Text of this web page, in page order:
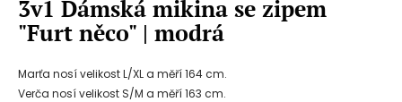
3v1 Dámská mikina se zipem
"Furt něco" | modrá
Marťa nosí velikost L/XL a měří 164 cm.
Verča nosí velikost S/M a měří 163 cm.